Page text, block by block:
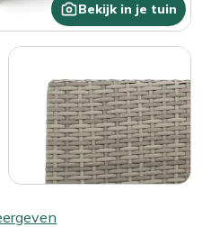
Bekijk in je tuin